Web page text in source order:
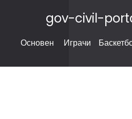
gov-civil-
Основен Играчи